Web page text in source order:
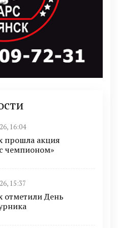
16:04
прошла акция
чемпионом»
15:37
отметили День